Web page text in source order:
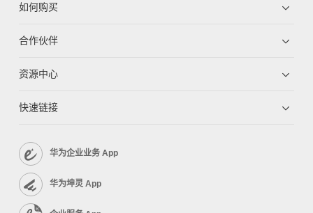
如何购买
合作伙伴
资源中心
快速链接
华为企业业务 App
华为坤灵 App